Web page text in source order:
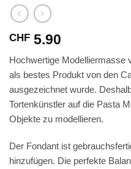
CHF 5.90
Hochwertige Modelliermasse
als bestes Produkt von den
ausgezeichnet wurde.
Tortenkünstler auf die Pasta
Objekte zu modellieren.
Der Fondant ist
hinzufügen. Die perfekte